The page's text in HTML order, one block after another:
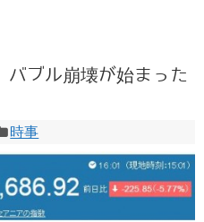
バブル崩壊が始まった
時事